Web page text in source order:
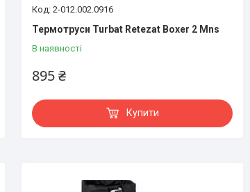
2-012.002.0916
Термотруси Turbat Retezat Boxer 2 Mns
В наявності
895 ₴
Купити